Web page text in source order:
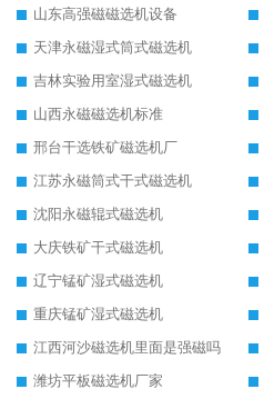
山东高强磁磁选机设备
天津永磁湿式筒式磁选机
吉林实验用室湿式磁选机
山西永磁磁选机标准
邢台干选铁矿磁选机厂
江苏永磁筒式干式磁选机
沈阳永磁辊式磁选机
大庆铁矿干式磁选机
辽宁锰矿湿式磁选机
重庆锰矿湿式磁选机
江西河沙磁选机里面是强磁吗
潍坊平板磁选机厂家